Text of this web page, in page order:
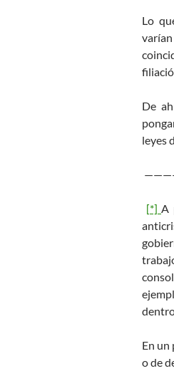
Lo
De
leyes
[*] A
En un
o de